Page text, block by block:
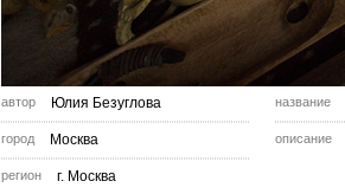
автор Юлия Безуглова
город Москва
регион г. Москва
название
описание